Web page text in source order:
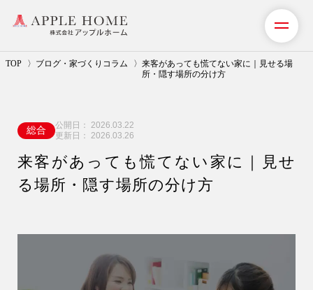
TOP ブログ・家づくりコラム
来客があっても慌てない家に｜見せる場
所・隠す場所の分け方
総合 公開日： 2026.03.22
更新日： 2026.03.26
来客があっても慌てない家に｜見せ
る場所・隠す場所の分け方
事業紹介（注文住宅）
リフォーム・リノベーション
土地探しサポート
ショールーム・モデルハウス